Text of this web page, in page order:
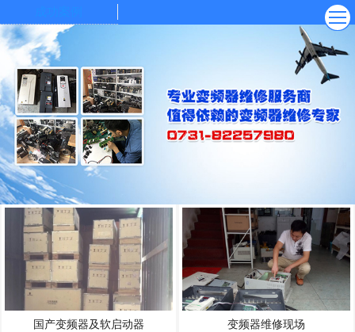
国产变频器及软启动器 变频器维修现场